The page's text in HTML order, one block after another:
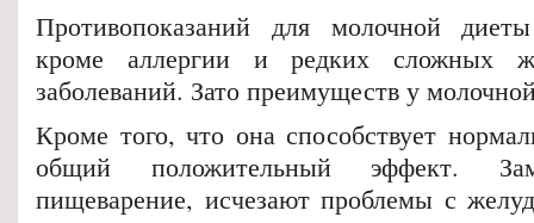
Противопоказаний для молочной
кроме аллергии и редких сложных
заболеваний. Зато преимуществ у
Кроме того, что она способствует
общий положительный эффект.
пищеварение, исчезают проблемы с